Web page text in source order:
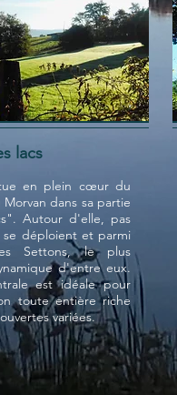
lacs
en plein cœur du
Morvan dans sa partie
Autour d'elle, pas
déploient et parmi
Settons, le plus
d'entre eux.
est idéale pour
toute entière riche
variées.